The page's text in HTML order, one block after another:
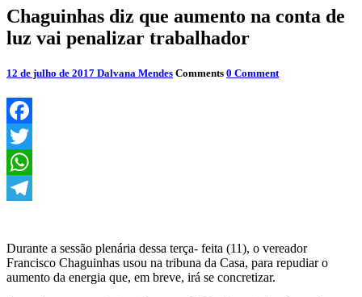
Chaguinhas diz que aumento na conta de
luz vai penalizar trabalhador
12 de julho de 2017 Dalvana Mendes Comments 0 Comment
Facebook
Twitter
WhatsApp
Durante a sessão plenária dessa terça- feita (11), o vereador
Francisco Chaguinhas usou na tribuna da Casa, para repudiar o
aumento da energia que, em breve, irá se concretizar.